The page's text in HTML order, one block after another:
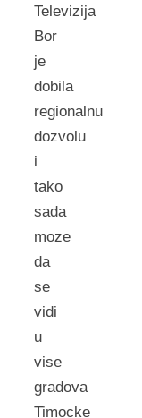
Televizija
Bor
je
dobila
regionalnu
dozvolu
i
tako
sada
moze
da
se
vidi
u
vise
gradova
Timocke